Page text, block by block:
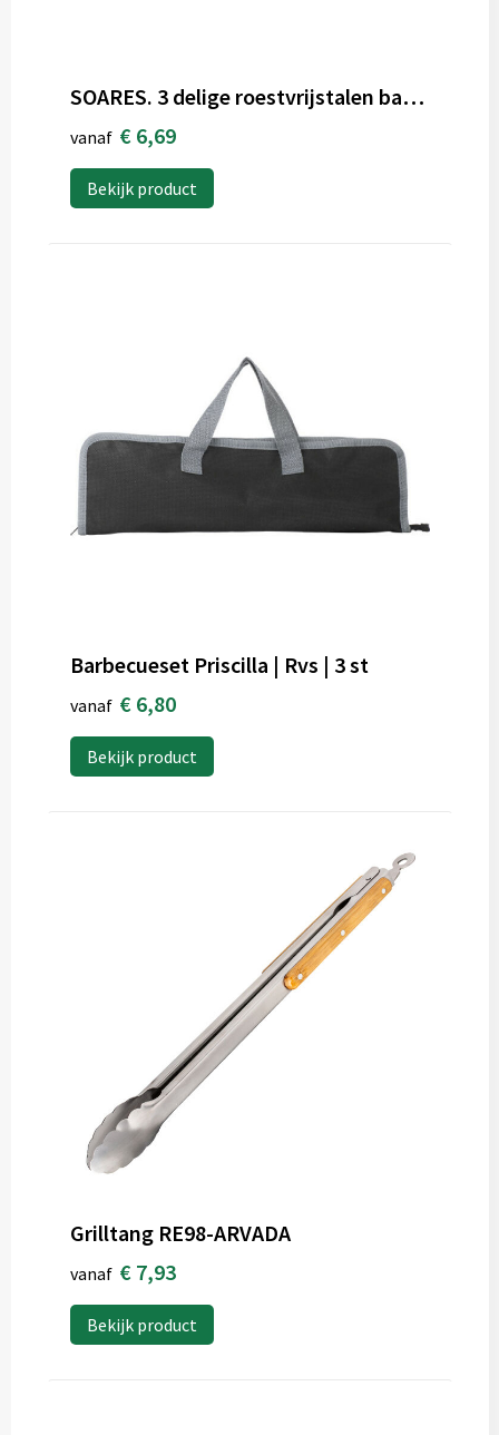
SOARES. 3 delige roestvrijstalen barbecueset
vanaf € 6,69
Bekijk product
Barbecueset Priscilla | Rvs | 3 st
vanaf € 6,80
Bekijk product
Grilltang RE98-ARVADA
vanaf € 7,93
Bekijk product